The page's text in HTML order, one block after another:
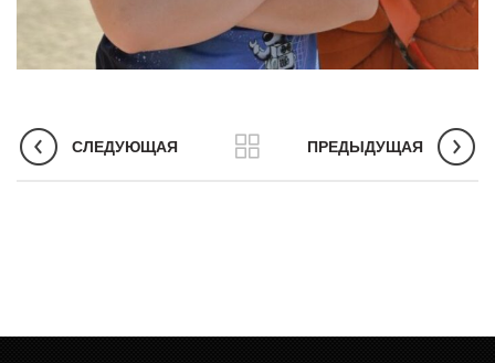
СЛЕДУЮЩАЯ ПРЕДЫДУЩАЯ